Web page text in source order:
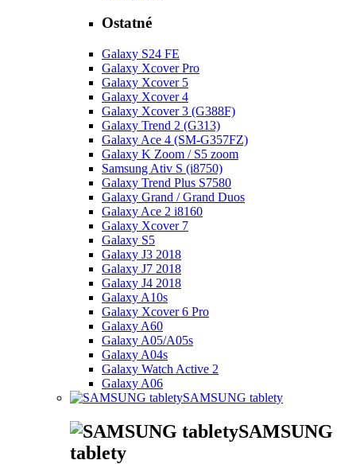
Ostatné
Galaxy S24 FE
Galaxy Xcover Pro
Galaxy Xcover 5
Galaxy Xcover 4
Galaxy Xcover 3 (G388F)
Galaxy Trend 2 (G313)
Galaxy Ace 4 (SM-G357FZ)
Galaxy K Zoom / S5 zoom
Samsung Ativ S (i8750)
Galaxy Trend Plus S7580
Galaxy Grand / Grand Duos
Galaxy Ace 2 i8160
Galaxy Xcover 7
Galaxy S5
Galaxy J3 2018
Galaxy J7 2018
Galaxy J4 2018
Galaxy A10s
Galaxy Xcover 6 Pro
Galaxy A60
Galaxy A05/A05s
Galaxy A04s
Galaxy Watch Active 2
Galaxy A06
SAMSUNG tablety
SAMSUNG
tablety